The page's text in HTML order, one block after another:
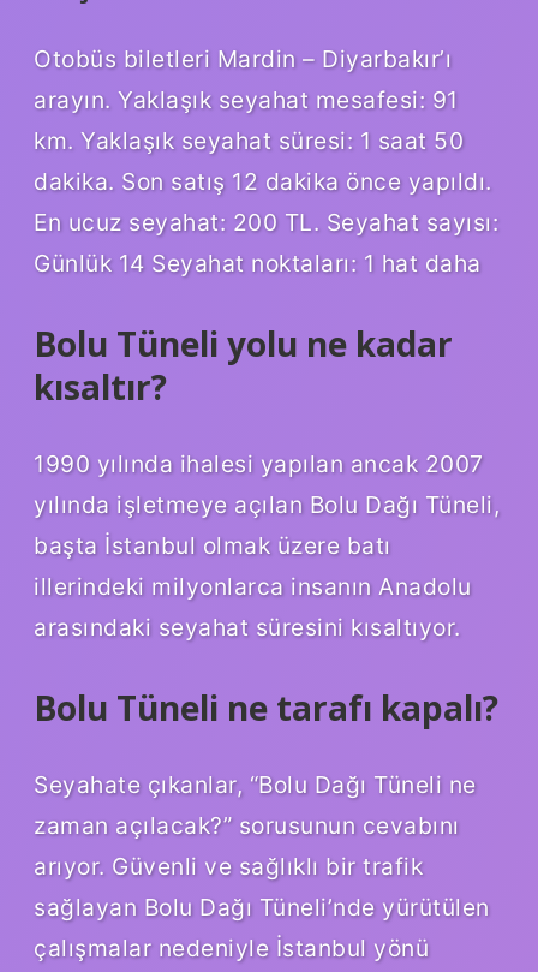
Otobüs biletleri Mardin – Diyarbakır’ı
arayın. Yaklaşık seyahat mesafesi: 91
km. Yaklaşık seyahat süresi: 1 saat 50
dakika. Son satış 12 dakika önce yapıldı.
En ucuz seyahat: 200 TL. Seyahat sayısı:
Günlük 14 Seyahat noktaları: 1 hat daha
Bolu Tüneli yolu ne kadar
kısaltır?
1990 yılında ihalesi yapılan ancak 2007
yılında işletmeye açılan Bolu Dağı Tüneli,
başta İstanbul olmak üzere batı
illerindeki milyonlarca insanın Anadolu
arasındaki seyahat süresini kısaltıyor.
Bolu Tüneli ne tarafı kapalı?
Seyahate çıkanlar, “Bolu Dağı Tüneli ne
zaman açılacak?” sorusunun cevabını
arıyor. Güvenli ve sağlıklı bir trafik
sağlayan Bolu Dağı Tüneli’nde yürütülen
çalışmalar nedeniyle İstanbul yönü